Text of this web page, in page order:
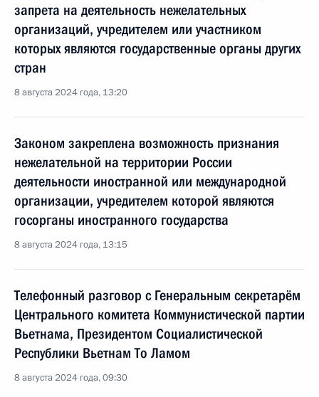
запрета на деятельность нежелательных
организаций, учредителем или участником
которых являются государственные органы других
стран
8 августа 2024 года, 13:20
Законом закреплена возможность признания
нежелательной на территории России
деятельности иностранной или международной
организации, учредителем которой являются
госорганы иностранного государства
8 августа 2024 года, 13:15
Телефонный разговор с Генеральным секретарём
Центрального комитета Коммунистической партии
Вьетнама, Президентом Социалистической
Республики Вьетнам То Ламом
8 августа 2024 года, 09:30